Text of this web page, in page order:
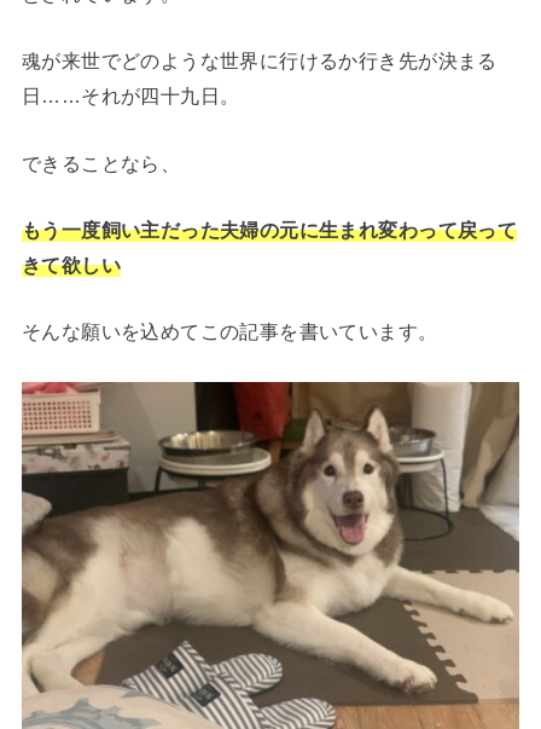
魂が来世でどのような世界に行けるか行き先が決まる
日……それが四十九日。
できることなら、
もう一度飼い主だった夫婦の元に生まれ変わって戻って
きて欲しい
そんな願いを込めてこの記事を書いています。